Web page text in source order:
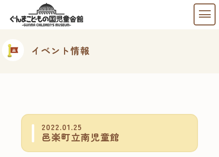
イベント情報
2022.01.25
邑楽町立南児童館